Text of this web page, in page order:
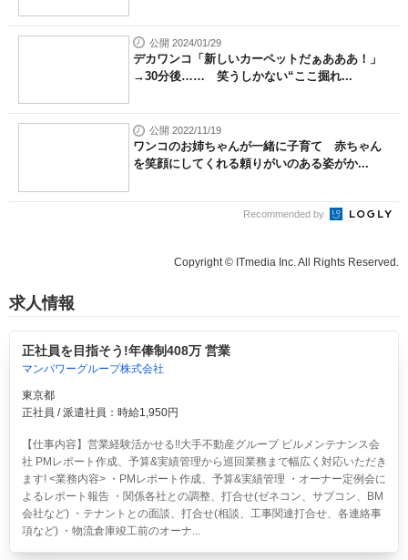
公開 2024/01/29
デカワンコ「新しいカーペットだぁあああ！」
→30分後…… 笑うしかない“ここ掘れ...
公開 2022/11/19
ワンコのお姉ちゃんが一緒に子育て 赤ちゃん
を笑顔にしてくれる頼りがいのある姿がか...
Recommended by
Copyright © ITmedia Inc. All Rights Reserved.
求人情報
正社員を目指そう!年俸制408万 営業
マンパワーグループ株式会社
東京都
正社員 / 派遣社員：時給1,950円
【仕事内容】営業経験活かせる!!大手不動産グループ ビルメンテナンス会
社 PMレポート作成、予算&実績管理から巡回業務まで幅広く対応いただき
ます! <業務内容> ・PMレポート作成、予算&実績管理 ・オーナー定例会に
よるレポート報告 ・関係各社との調整、打合せ(ゼネコン、サブコン、BM
会社など) ・テナントとの面談、打合せ(相談、工事関連打合せ、各連絡事
項など) ・物流倉庫竣工前のオーナ...